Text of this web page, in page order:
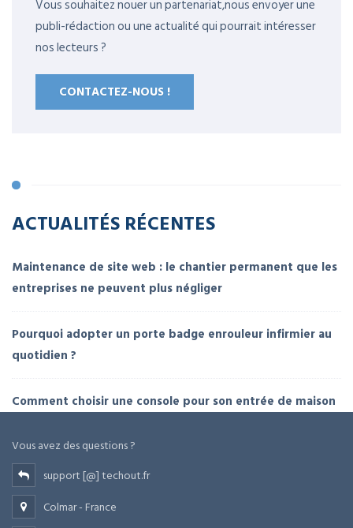
Vous souhaitez nouer un partenariat,nous envoyer une
publi-rédaction ou une actualité qui pourrait intéresser
nos lecteurs ?
CONTACTEZ-NOUS !
ACTUALITÉS RÉCENTES
Maintenance de site web : le chantier permanent que les
entreprises ne peuvent plus négliger
Pourquoi adopter un porte badge enrouleur infirmier au
quotidien ?
Comment choisir une console pour son entrée de maison
Vous avez des questions ?
support [@] techout.fr
Colmar - France